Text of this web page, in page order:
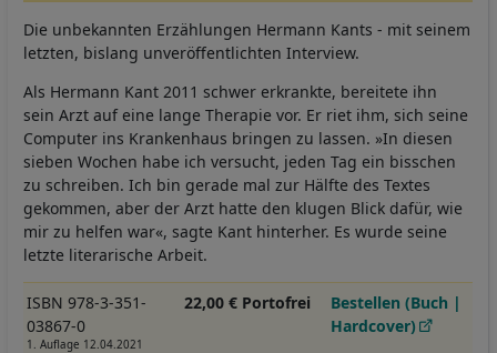
Die unbekannten Erzählungen Hermann Kants - mit seinem
letzten, bislang unveröffentlichten Interview.
Als Hermann Kant 2011 schwer erkrankte, bereitete ihn
sein Arzt auf eine lange Therapie vor. Er riet ihm, sich seine
Computer ins Krankenhaus bringen zu lassen. »In diesen
sieben Wochen habe ich versucht, jeden Tag ein bisschen
zu schreiben. Ich bin gerade mal zur Hälfte des Textes
gekommen, aber der Arzt hatte den klugen Blick dafür, wie
mir zu helfen war«, sagte Kant hinterher. Es wurde seine
letzte literarische Arbeit.
ISBN 978-3-351-
03867-0
1. Auflage 12.04.2021
22,00 € Portofrei
Bestellen (Buch |
Hardcover)